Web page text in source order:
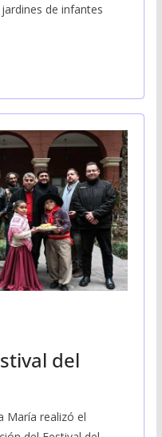
de infantes
del
María realizó el